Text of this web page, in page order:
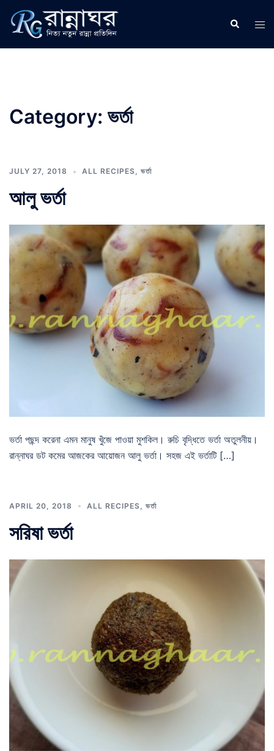
content
Search
Category: ভর্তা
JULY 27, 2018 ALL RECIPES, ভর্তা
আলু ভর্তা
ভর্তা পছন্দ করেনা এমন মানুষ খুঁজে পাওয়া মুশকিল। রুচি বৃদ্ধিতে ভর্তা অতুলনীয়।
রান্নাঘর ডট কমের আজকের আয়োজন আলু ভর্তা। সহজ এই ভর্তাটি […]
APRIL 20, 2018 ALL RECIPES ভর্তা
সরিষা ভর্তা